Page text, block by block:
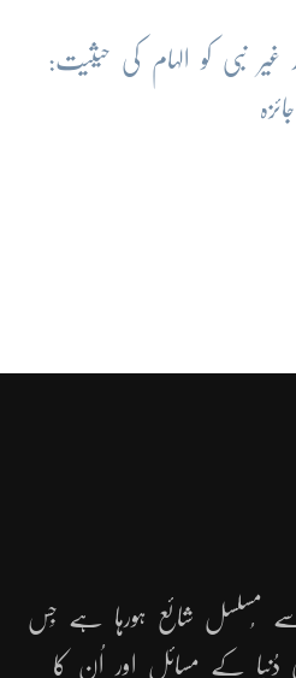
غیر نبی کو الہام کی حیثیت:
میگزین اپریل 2000 سے مُسلسل شائع ہورہا ہے جِس
دُنیا کے مسائل اور اُن کا